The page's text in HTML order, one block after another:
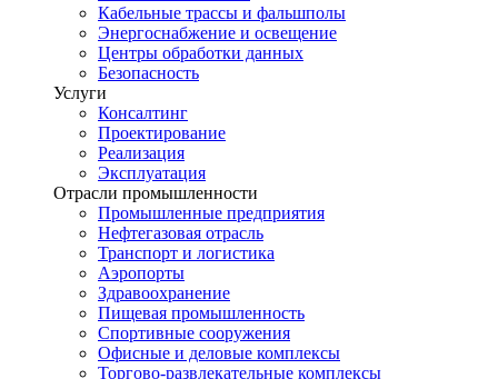
Кабельные трассы и фальшполы
Энергоснабжение и освещение
Центры обработки данных
Безопасность
Услуги
Консалтинг
Проектирование
Реализация
Эксплуатация
Отрасли промышленности
Промышленные предприятия
Нефтегазовая отрасль
Транспорт и логистика
Аэропорты
Здравоохранение
Пищевая промышленность
Спортивные сооружения
Офисные и деловые комплексы
Торгово-развлекательные комплексы